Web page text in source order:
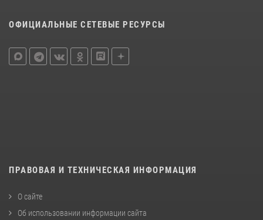
ОФИЦИАЛЬНЫЕ СЕТЕВЫЕ РЕСУРСЫ
ПРАВОВАЯ И ТЕХНИЧЕСКАЯ ИНФОРМАЦИЯ
О сайте
Об использовании информации сайта